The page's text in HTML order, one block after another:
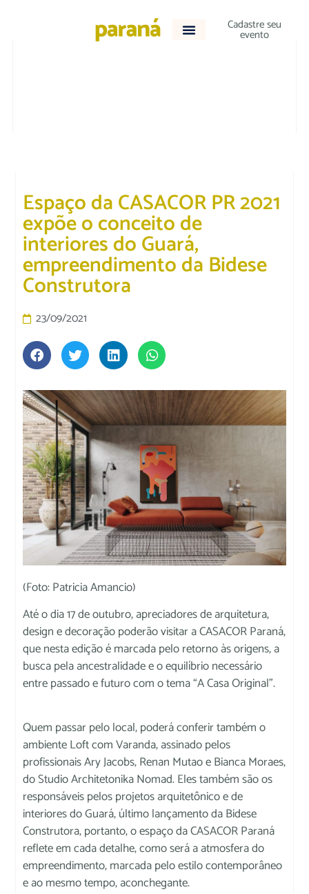
Cadastre seu
evento
Espaço da CASACOR PR 2021
expõe o conceito de
interiores do Guará,
empreendimento da Bidese
Construtora
23/09/2021
(Foto: Patricia Amancio)
Até o dia 17 de outubro, apreciadores de arquitetura,
design e decoração poderão visitar a CASACOR Paraná,
que nesta edição é marcada pelo retorno às origens, a
busca pela ancestralidade e o equilíbrio necessário
entre passado e futuro com o tema “A Casa Original”.
Quem passar pelo local, poderá conferir também o
ambiente Loft com Varanda, assinado pelos
profissionais Ary Jacobs, Renan Mutao e Bianca Moraes,
do Studio Architetonika Nomad. Eles também são os
responsáveis pelos projetos arquitetônico e de
interiores do Guará, último lançamento da Bidese
Construtora, portanto, o espaço da CASACOR Paraná
reflete em cada detalhe, como será a atmosfera do
empreendimento, marcada pelo estilo contemporâneo
e ao mesmo tempo, aconchegante.